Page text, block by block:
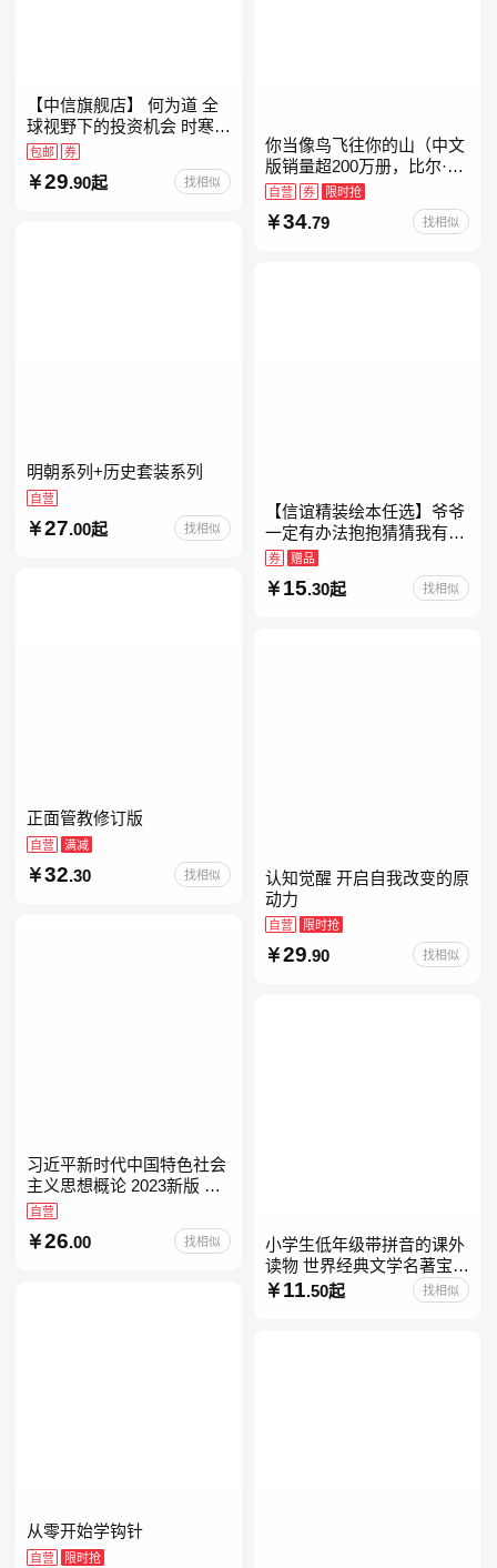
【中信旗舰店】 何为道 全
球视野下的投资机会 时寒冰
大道 段永平投资问答录穷查
理宝典 红利指数基金指南芒
格之道 纳瓦尔
包邮 券
29.90起 找相似
你当像鸟飞往你的山（中文
版销量超200万册，比尔·盖
茨年度特别推荐！登顶《纽
约时报》畅销榜80+周，这
本书比你听说的还要
自营 券 限时抢
34.79 找相似
明朝系列+历史套装系列
自营
27.00起 找相似
【信谊精装绘本任选】爷爷
一定有办法抱抱猜猜我有多
爱你妈妈买绿豆我的情绪小
怪兽青蛙和蟾蜍好饿的毛毛
虫儿童故事书阅读精装绘本
券 赠品
15.30起 找相似
正面管教修订版
自营 满减
32.30 找相似
认知觉醒 开启自我改变的原
动力
自营 限时抢
29.90 找相似
习近平新时代中国特色社会
主义思想概论 2023新版 自
考15041
自营
26.00 找相似
小学生低年级带拼音的课外
读物 世界经典文学名著宝库
儿童彩图注音版 小学生一二
年级课外阅读经典名著故事
11 .50起 找相似
从零开始学钩针
自营 限时抢